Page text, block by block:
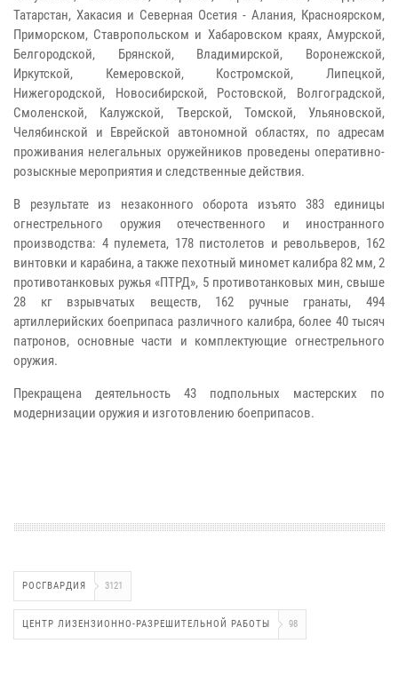
Татарстан, Хакасия и Северная Осетия - Алания, Красноярском,
Приморском, Ставропольском и Хабаровском краях, Амурской,
Белгородской, Брянской, Владимирской, Воронежской,
Иркутской, Кемеровской, Костромской, Липецкой,
Нижегородской, Новосибирской, Ростовской, Волгоградской,
Смоленской, Калужской, Тверской, Томской, Ульяновской,
Челябинской и Еврейской автономной областях, по адресам
проживания нелегальных оружейников проведены оперативно-
розыскные мероприятия и следственные действия.
В результате из незаконного оборота изъято 383 единицы
огнестрельного оружия отечественного и иностранного
производства: 4 пулемета, 178 пистолетов и револьверов, 162
винтовки и карабина, а также пехотный миномет калибра 82 мм, 2
противотанковых ружья «ПТРД», 5 противотанковых мин, свыше
28 кг взрывчатых веществ, 162 ручные гранаты, 494
артиллерийских боеприпаса различного калибра, более 40 тысяч
патронов, основные части и комплектующие огнестрельного
оружия.
Прекращена деятельность 43 подпольных мастерских по
модернизации оружия и изготовлению боеприпасов.
РОСГВАРДИЯ 3121
ЦЕНТР ЛИЗЕНЗИОННО-РАЗРЕШИТЕЛЬНОЙ РАБОТЫ 98